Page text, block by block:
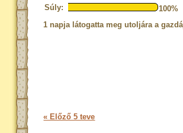
Súly:
100%
1 napja látogatta meg utoljára a
« Előző 5 teve